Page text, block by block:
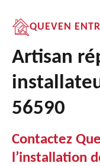
QUEVEN
Artisan
56590
Contactez
l’installation